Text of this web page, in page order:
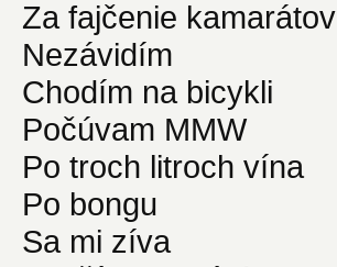
Za fajčenie kamarátov
Nezávidím
Chodím na bicykli
Počúvam MMW
Po troch litroch vína
Po bongu
Sa mi zíva